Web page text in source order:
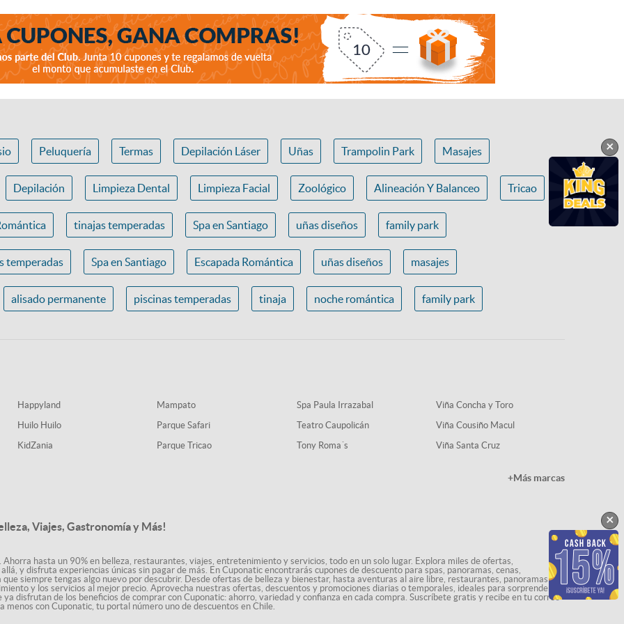
Peluquería Termas Depilación Láser Uñas Trampolin Park Masajes
Depilación Limpieza Dental Limpieza Facial Zoológico Alineación Y Balanceo Tricao
tinajas temperadas Spa en Santiago uñas diseños family park
temperadas Spa en Santiago Escapada Romántica uñas diseños masajes
alisado permanente piscinas temperadas tinaja noche romántica family park
Happyland
Huilo Huilo
KidZania
Mampato
Parque Safari
Parque Tricao
Spa Paula Irrazabal
Teatro Caupolicán
Tony Roma´s
Viña Concha y Toro
Viña Cousiño Macul
Viña Santa Cruz
+Más marcas
Viajes, Gastronomía y Más!
hasta un 90% en belleza, restaurantes, viajes, entretenimiento y servicios, todo en un solo lugar. Explora miles de ofertas,
y disfruta experiencias únicas sin pagar de más. En Cuponatic encontrarás cupones de descuento para spas, panoramas, cenas,
siempre tengas algo nuevo por descubrir. Desde ofertas de belleza y bienestar, hasta aventuras al aire libre, restaurantes, panoramas
y los servicios al mejor precio. Aprovecha nuestras ofertas, descuentos y promociones diarias o temporales, ideales para sorprenderte
disfrutan de los beneficios de comprar con Cuponatic: ahorro, variedad y confianza en cada compra. Suscríbete gratis y recibe en tu correo
con Cuponatic, tu portal número uno de descuentos en Chile.
×
×